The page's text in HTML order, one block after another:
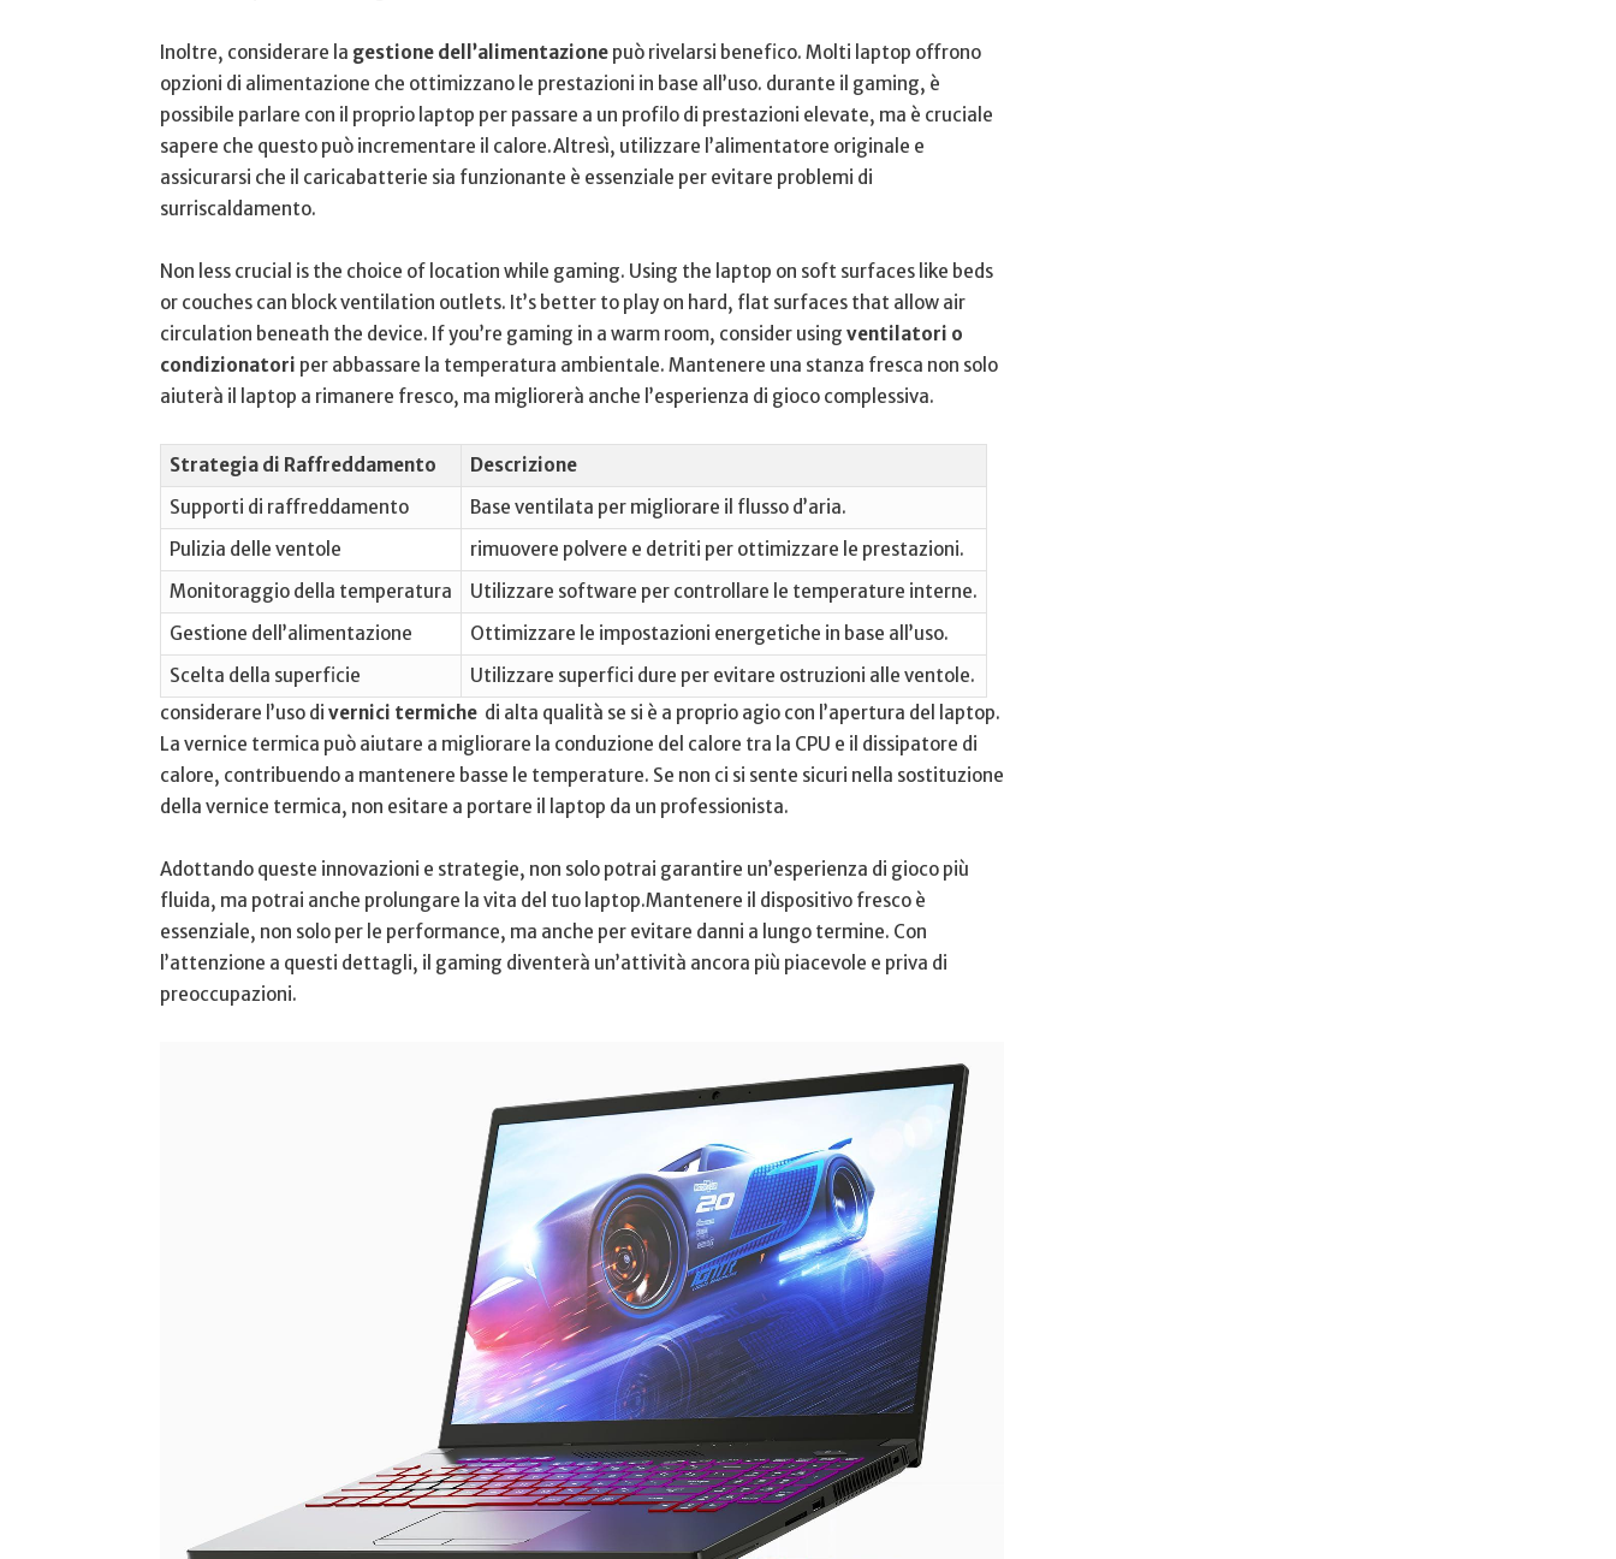
Inoltre, considerare la gestione dell’alimentazione può rivelarsi ⁣benefico. Molti laptop ‍offrono
opzioni di alimentazione che ottimizzano le prestazioni in ⁢base all’uso. durante il gaming, è
possibile parlare con il proprio laptop per passare ⁤a un​ profilo di prestazioni elevate, ma è cruciale
sapere che questo può incrementare il calore.Altresì, utilizzare l’alimentatore originale e
assicurarsi che il caricabatterie sia funzionante è essenziale per evitare ⁢problemi di
surriscaldamento.
Non less crucial is the choice of location‍ while gaming. Using ⁣the laptop on soft surfaces like beds
or couches can block ventilation⁤ outlets. It’s better to ⁣play on hard, flat surfaces⁤ that allow air
circulation beneath the device. If you’re gaming ​in a warm room, consider using ventilatori o
condizionatori per abbassare la temperatura​ ambientale. Mantenere ​una stanza fresca non ‌solo
aiuterà il​ laptop a rimanere fresco, ma migliorerà ‌anche l’esperienza di gioco complessiva.
Strategia di Raffreddamento
Descrizione
Supporti di raffreddamento
Base ventilata per⁣ migliorare il flusso d’aria.
Pulizia delle ventole
rimuovere polvere e ​detriti per ottimizzare le​ prestazioni.
Monitoraggio della temperatura
Utilizzare software per controllare​ le temperature interne.
Gestione⁣ dell’alimentazione
Ottimizzare le impostazioni energetiche in base ‌all’uso.
Scelta della superficie
Utilizzare superfici dure per‍ evitare ostruzioni alle ventole.
considerare l’uso di vernici termiche ⁣ di alta qualità se si è a proprio agio con l’apertura ​del laptop.
⁤La vernice termica può aiutare a⁤ migliorare la conduzione del calore tra la CPU‍ e il dissipatore ⁣di
calore, contribuendo a mantenere basse ‍le temperature. Se non ci si sente ‍sicuri nella sostituzione
della vernice termica, non esitare a portare il ⁢laptop ⁣da un professionista.
Adottando queste innovazioni e strategie, non solo ‌potrai garantire ‌un’esperienza di gioco⁣ più
fluida, ma potrai anche prolungare la vita del tuo laptop.Mantenere ⁤il dispositivo fresco è
essenziale, ⁣non solo per le performance, ma anche⁢ per evitare danni a lungo ​termine. Con
⁢l’attenzione ⁢a questi dettagli, il⁣ gaming ⁢diventerà ⁢un’attività ancora‌ più piacevole e priva di
preoccupazioni.